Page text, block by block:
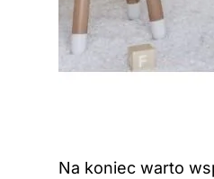
Na koniec warto